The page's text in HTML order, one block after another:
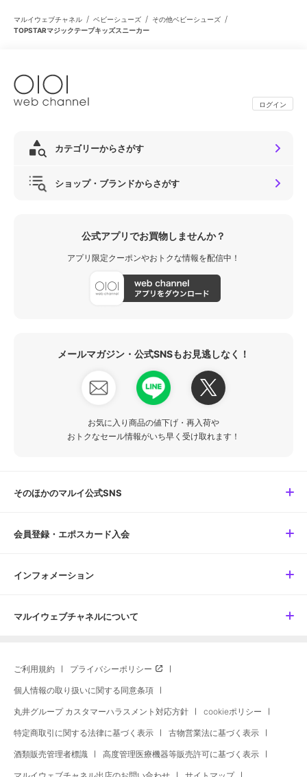
マルイウェブチャネル / ベビーシューズ / その他ベビーシューズ /
TOPSTARマジックテープキッズスニーカー
ログイン
カテゴリーからさがす
ショップ・ブランドからさがす
公式アプリでお買物しませんか？
アプリ限定クーポンやおトクな情報を配信中！
メールマガジン・公式SNSもお見逃しなく！
お気に入り商品の値下げ・再入荷や
おトクなセール情報がいち早く受け取れます！
そのほかのマルイ公式SNS
会員登録・エポスカード入会
インフォメーション
マルイウェブチャネルについて
ご利用規約 プライバシーポリシー
個人情報の取り扱いに関する同意条項
丸井グループ カスタマーハラスメント対応方針 cookieポリシー
特定商取引に関する法律に基づく表示 古物営業法に基づく表示
酒類販売管理者標識 高度管理医療機器等販売許可に基づく表示